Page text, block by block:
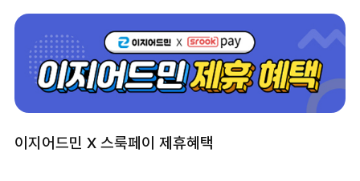
이지어드민 X 스룩페이 제휴혜택